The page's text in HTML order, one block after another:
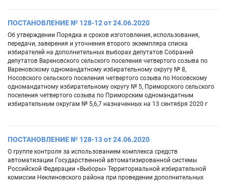
ПОСТАНОВЛЕНИЕ № 128-12 от 24.06.2020
Об утверждении Порядка и сроков изготовления, использования,
передачи, заверения и уточнения второго экземпляра списка
избирателей на дополнительных выборах депутатов Собраний
депутатов Вареновского сельского поселения четвертого созыва по
Вареновскому одномандатному избирательному округу № 8,
Носовского сельского поселения четвертого созыва по Носовскому
одномандатному избирательному округу № 5, Приморского сельского
поселения четвертого созыва по Приморским одномандатным
избирательным округам № 5,6,7 назначенных на 13 сентября 2020 г
ПОСТАНОВЛЕНИЕ № 128-13 от 24.06.2020
О группе контроля за использованием комплекса средств
автоматизации Государственной автоматизированной системы
Российской Федерации «Выборы» Территориальной избирательной
комиссии Неклиновского района при проведении дополнительных